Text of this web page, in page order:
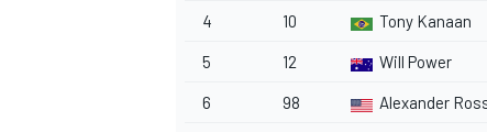
4 10 Tony Kanaan
5 12 Will Power
6 98 Alexander